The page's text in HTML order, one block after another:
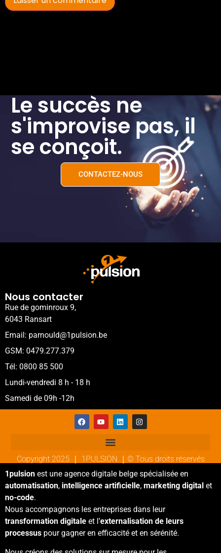
Le succès ne
s'improvise pas, il
se conçoit.
CONTACTEZ-NOUS
Nous contacter
Rue de gominroux 9,
6043 Ransart
Email: parnould@1pulsion.be
GSM: 0479.277.379
Tél: 0800 85 500
Lundi-vendredi 8 h - 18 h
Samedi de 09h -12h
Copyright 2025 ｜ 1PULSION ｜© Tous droits réservés
1pulsion est une agence digitale belge spécialisée en
automatisation, intelligence artificielle, marketing digital et
no-code.
Nous accompagnons les entreprises dans leur
transformation digitale et l’externalisation de leurs
processus pour gagner en efficacité et en sérénité.